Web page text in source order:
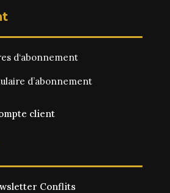
d‘abonnement
d’abonnement
client
Conflits